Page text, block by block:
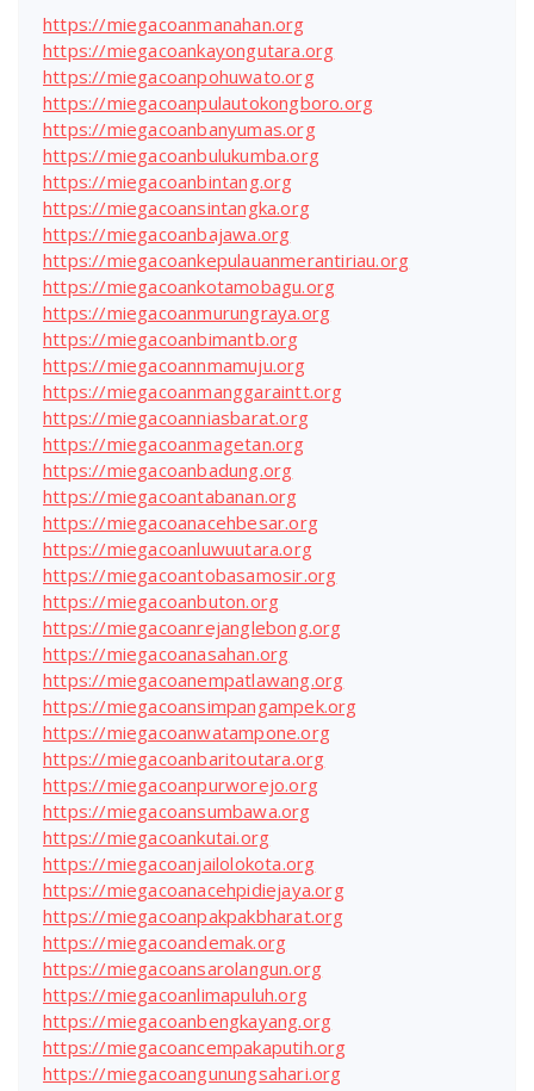
https://miegacoanmanahan.org
https://miegacoankayongutara.org
https://miegacoanpohuwato.org
https://miegacoanpulautokongboro.org
https://miegacoanbanyumas.org
https://miegacoanbulukumba.org
https://miegacoanbintang.org
https://miegacoansintangka.org
https://miegacoanbajawa.org
https://miegacoankepulauanmerantiriau.org
https://miegacoankotamobagu.org
https://miegacoanmurungraya.org
https://miegacoanbimantb.org
https://miegacoannmamuju.org
https://miegacoanmanggaraintt.org
https://miegacoanniasbarat.org
https://miegacoanmagetan.org
https://miegacoanbadung.org
https://miegacoantabanan.org
https://miegacoanacehbesar.org
https://miegacoanluwuutara.org
https://miegacoantobasamosir.org
https://miegacoanbuton.org
https://miegacoanrejanglebong.org
https://miegacoanasahan.org
https://miegacoanempatlawang.org
https://miegacoansimpangampek.org
https://miegacoanwatampone.org
https://miegacoanbaritoutara.org
https://miegacoanpurworejo.org
https://miegacoansumbawa.org
https://miegacoankutai.org
https://miegacoanjailolokota.org
https://miegacoanacehpidiejaya.org
https://miegacoanpakpakbharat.org
https://miegacoandemak.org
https://miegacoansarolangun.org
https://miegacoanlimapuluh.org
https://miegacoanbengkayang.org
https://miegacoancempakaputih.org
https://miegacoangunungsahari.org